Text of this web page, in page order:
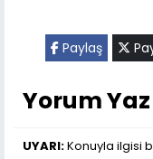
Paylaş
Yorum Yaz
UYARI:Konuyla ilgisi